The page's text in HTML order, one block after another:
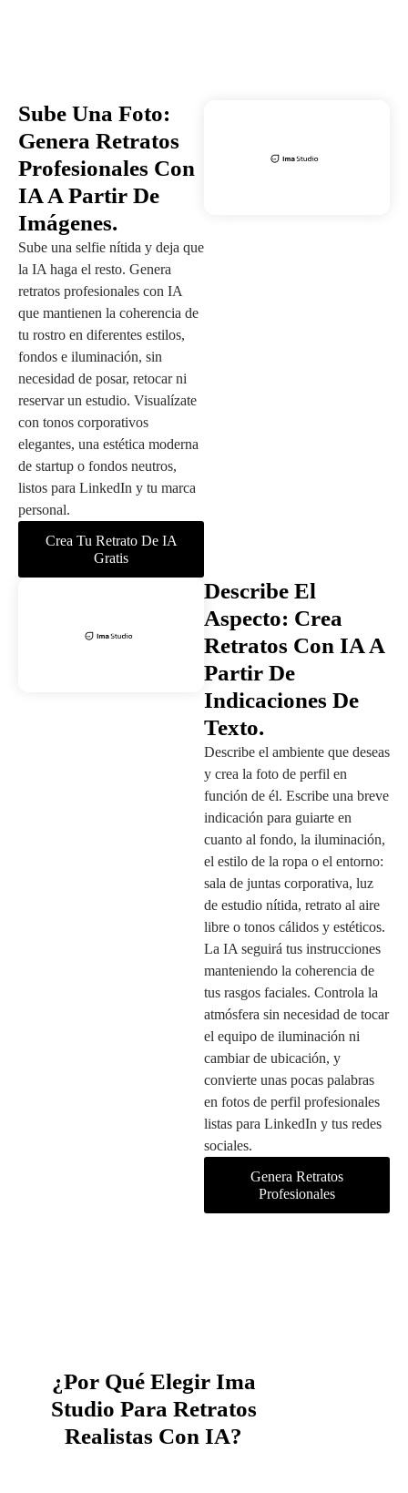
Sube Una Foto:
Genera Retratos
Profesionales Con
IA A Partir De
Imágenes.
Sube una selfie nítida y deja que
la IA haga el resto. Genera
retratos profesionales con IA
que mantienen la coherencia de
tu rostro en diferentes estilos,
fondos e iluminación, sin
necesidad de posar, retocar ni
reservar un estudio. Visualízate
con tonos corporativos
elegantes, una estética moderna
de startup o fondos neutros,
listos para LinkedIn y tu marca
personal.
Crea Tu Retrato De IA
Gratis
Describe El
Aspecto: Crea
Retratos Con IA A
Partir De
Indicaciones De
Texto.
Describe el ambiente que deseas
y crea la foto de perfil en
función de él. Escribe una breve
indicación para guiarte en
cuanto al fondo, la iluminación,
el estilo de la ropa o el entorno:
sala de juntas corporativa, luz
de estudio nítida, retrato al aire
libre o tonos cálidos y estéticos.
La IA seguirá tus instrucciones
manteniendo la coherencia de
tus rasgos faciales. Controla la
atmósfera sin necesidad de tocar
el equipo de iluminación ni
cambiar de ubicación, y
convierte unas pocas palabras
en fotos de perfil profesionales
listas para LinkedIn y tus redes
sociales.
Genera Retratos
Profesionales
¿Por Qué Elegir Ima
Studio Para Retratos
Realistas Con IA?